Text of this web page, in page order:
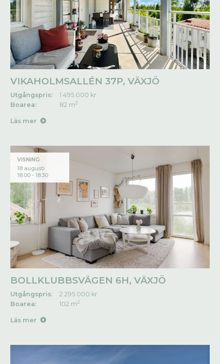
VIKAHOLMSALLÉN 37P, VÄXJÖ
Utgångspris:
1 495 000 kr
Boarea:
82 m2
Läs mer
VISNING
18 augusti
18.00 - 18.30
BOLLKLUBBSVÄGEN 6H, VÄXJÖ
Utgångspris:
2 295 000 kr
Boarea:
102 m2
Läs mer